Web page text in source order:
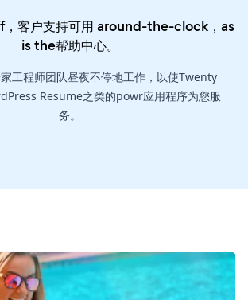
客户支持可用 around-the-clock，as
is the帮助中心。
工程师团队昼夜不停地工作，以使Twenty
Resume之类的powr应用程序为您服
务。